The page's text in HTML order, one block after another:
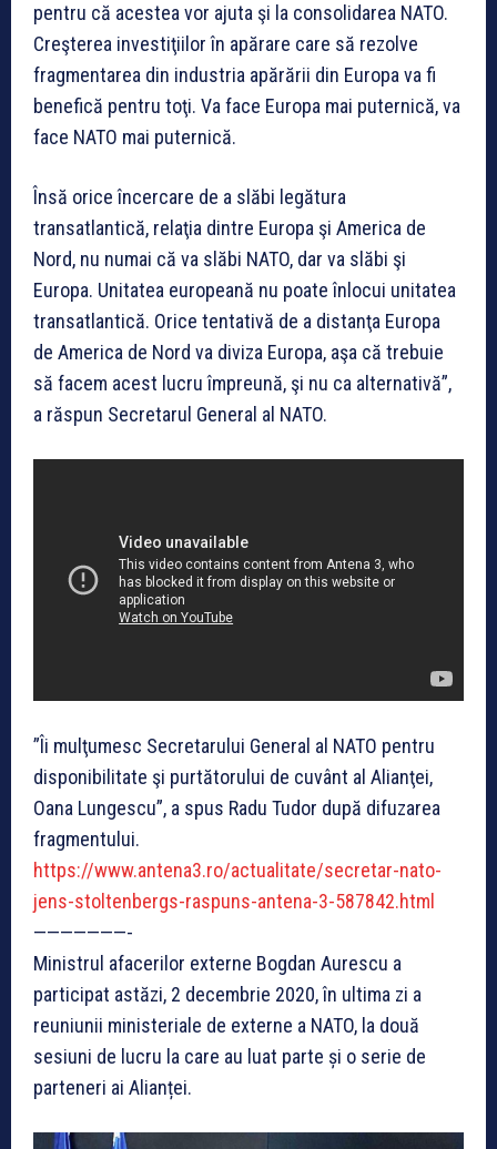
pentru că acestea vor ajuta şi la consolidarea NATO.
Creşterea investiţiilor în apărare care să rezolve
fragmentarea din industria apărării din Europa va fi
benefică pentru toţi. Va face Europa mai puternică, va
face NATO mai puternică.
Însă orice încercare de a slăbi legătura
transatlantică, relaţia dintre Europa şi America de
Nord, nu numai că va slăbi NATO, dar va slăbi şi
Europa. Unitatea europeană nu poate înlocui unitatea
transatlantică. Orice tentativă de a distanţa Europa
de America de Nord va diviza Europa, aşa că trebuie
să facem acest lucru împreună, şi nu ca alternativă”,
a răspun Secretarul General al NATO.
”Îi mulţumesc Secretarului General al NATO pentru
disponibilitate şi purtătorului de cuvânt al Alianţei,
Oana Lungescu”, a spus Radu Tudor după difuzarea
fragmentului.
https://www.antena3.ro/actualitate/secretar-nato-
jens-stoltenbergs-raspuns-antena-3-587842.html
———————-
Ministrul afacerilor externe Bogdan Aurescu a
participat astăzi, 2 decembrie 2020, în ultima zi a
reuniunii ministeriale de externe a NATO, la două
sesiuni de lucru la care au luat parte și o serie de
parteneri ai Alianței.